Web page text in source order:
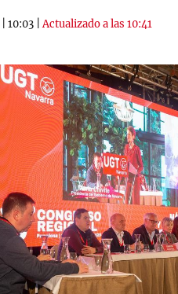
10:03 |Actualizado a las 10:41